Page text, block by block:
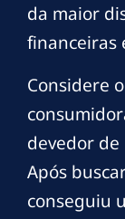
da maior
financeiras
Considere
devedor de
Após
conseguiu